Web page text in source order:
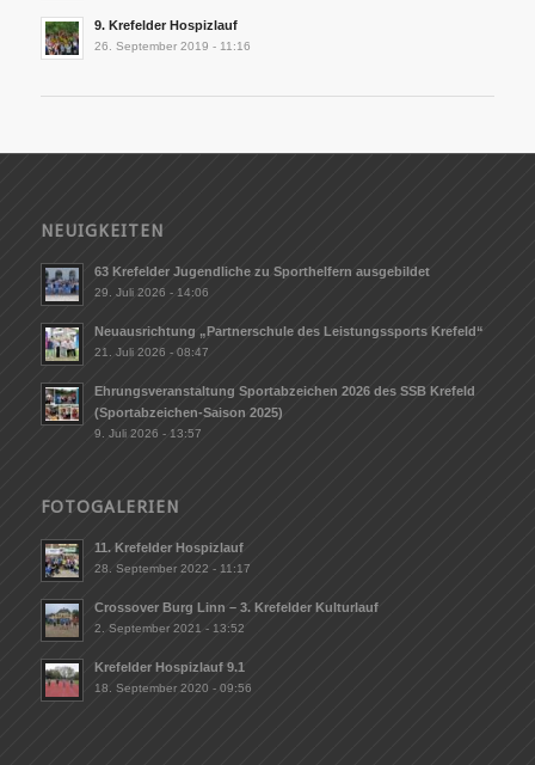
9. Krefelder Hospizlauf
26. September 2019 - 11:16
NEUIGKEITEN
63 Krefelder Jugendliche zu Sporthelfern ausgebildet
29. Juli 2026 - 14:06
Neuausrichtung „Partnerschule des Leistungssports Krefeld“
21. Juli 2026 - 08:47
Ehrungsveranstaltung Sportabzeichen 2026 des SSB Krefeld
(Sportabzeichen-Saison 2025)
9. Juli 2026 - 13:57
FOTOGALERIEN
11. Krefelder Hospizlauf
28. September 2022 - 11:17
Crossover Burg Linn – 3. Krefelder Kulturlauf
2. September 2021 - 13:52
Krefelder Hospizlauf 9.1
18. September 2020 - 09:56